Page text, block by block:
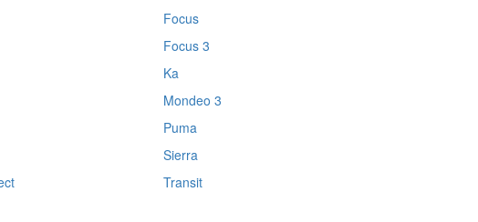
Focus
Focus 3
Ka
Mondeo 3
Puma
Sierra
Transit